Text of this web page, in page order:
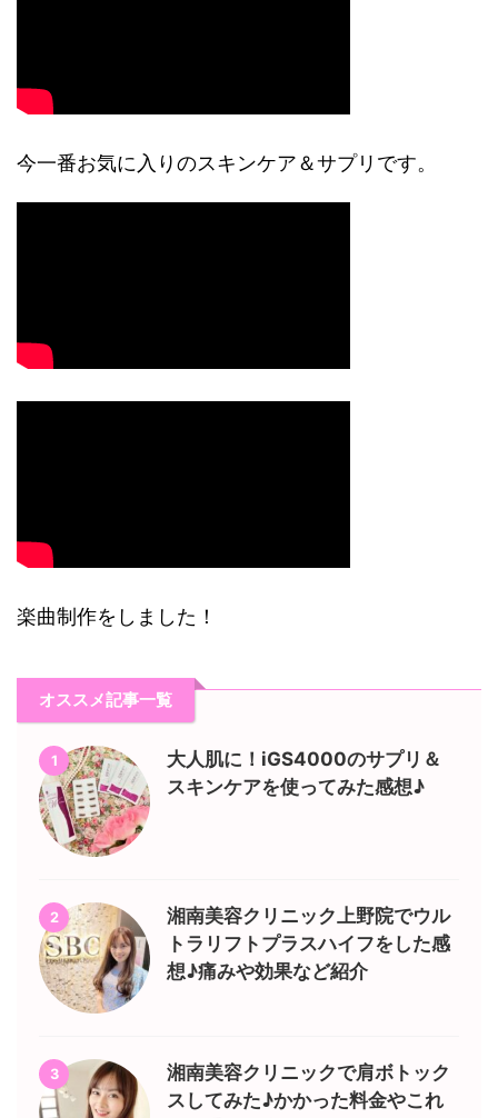
今一番お気に入りのスキンケア＆サプリです。
楽曲制作をしました！
オススメ記事一覧
1
大人肌に！iGS4000のサプリ＆
スキンケアを使ってみた感想♪
2
湘南美容クリニック上野院でウル
トラリフトプラスハイフをした感
想♪痛みや効果など紹介
3
湘南美容クリニックで肩ボトック
スしてみた♪かかった料金やこれ